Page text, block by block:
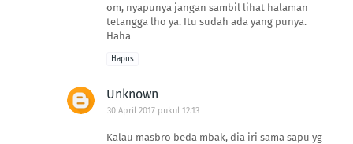
om, nyapunya jangan sambil lihat halaman
tetangga lho ya. Itu sudah ada yang punya.
Haha
Hapus
Unknown
30 April 2017 pukul 12.13
Kalau masbro beda mbak, dia iri sama sapu yg